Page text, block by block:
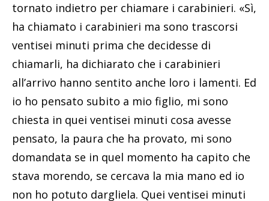
tornato indietro per chiamare i carabinieri. «Sì,
ha chiamato i carabinieri ma sono trascorsi
ventisei minuti prima che decidesse di
chiamarli, ha dichiarato che i carabinieri
all’arrivo hanno sentito anche loro i lamenti. Ed
io ho pensato subito a mio figlio, mi sono
chiesta in quei ventisei minuti cosa avesse
pensato, la paura che ha provato, mi sono
domandata se in quel momento ha capito che
stava morendo, se cercava la mia mano ed io
non ho potuto dargliela. Quei ventisei minuti